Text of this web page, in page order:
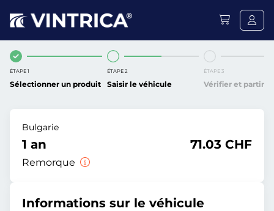
ÉTAPE 1
Sélectionner un produit
ÉTAPE 2
Saisir le véhicule
ÉTAPE 3
Vérifier et partir
Bulgarie
1 an
Remorque
71.03 CHF
Informations sur le véhicule